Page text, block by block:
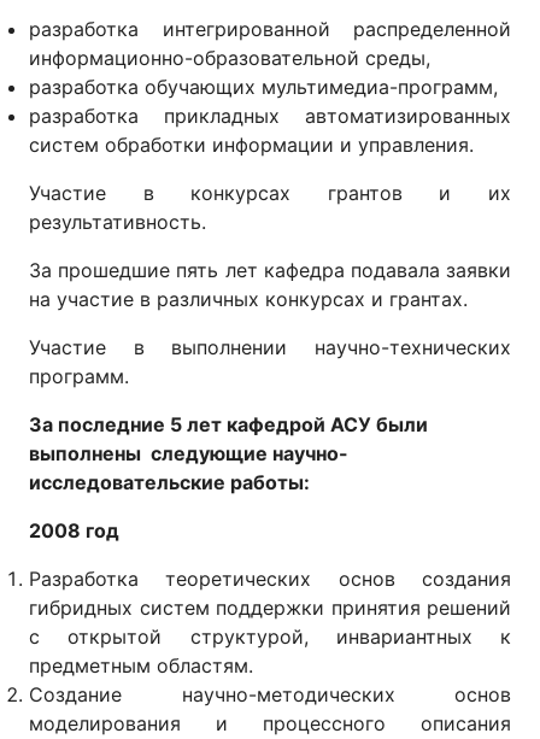
разработка интегрированной распределенной
информационно-образовательной среды,
разработка обучающих мультимедиа-программ,
разработка прикладных автоматизированных
систем обработки информации и управления.
Участие в конкурсах грантов и их
результативность.
За прошедшие пять лет кафедра подавала заявки
на участие в различных конкурсах и грантах.
Участие в выполнении научно-технических
программ.
За последние 5 лет кафедрой АСУ были
выполнены следующие научно-
исследовательские работы:
2008 год
Разработка теоретических основ создания
гибридных систем поддержки принятия решений
с открытой структурой, инвариантных к
предметным областям.
Создание научно-методических основ
моделирования и процессного описания